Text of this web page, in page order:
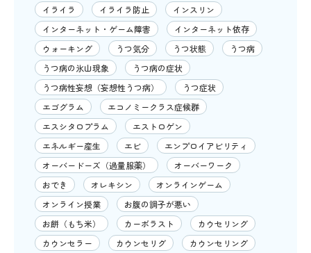
イライラ
イライラ防止
インスリン
インターネット・ゲーム障害
インターネット依存
ウォーキング
うつ気分 うつ状態
うつ病
うつ病の氷山現象
うつ病の症状
うつ病性妄想（妄想性うつ病）
うつ症状
エゴグラム
エコノミークラス症候群
エスシタロプラム
エストロゲン
エネルギー産生
エビ
エンプロイアビリティ
オーバードーズ（過量服薬）
オーバーワーク
おでき
オレキシン
オンラインゲーム
オンライン授業
お腹の調子が悪い
お餅（もち米）
カーボラスト
カウセリング
カウンセラー
カウンセリグ
カウンセリング